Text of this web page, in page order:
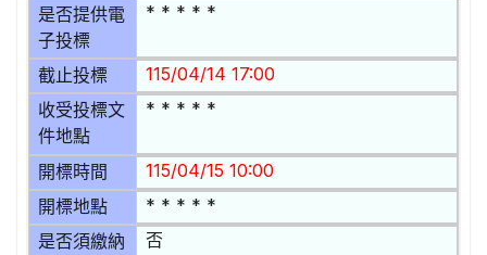
是否提供電
子投標
* * * * *
截止投標 115/04/14 17:00
收受投標文
件地點
* * * * *
開標時間 115/04/15 10:00
開標地點 * * * * *
是否須繳納
否